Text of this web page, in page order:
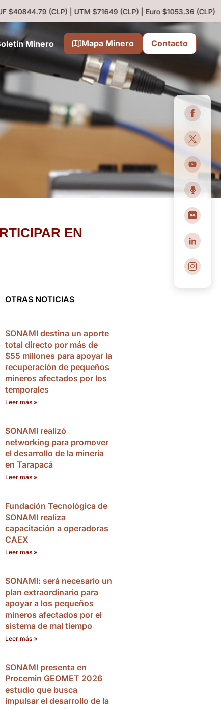
(CLP) | UTM $71649 (CLP) | Euro $1053.36 (CLP)
Minero Mapa Minero Contacto
EN
OTRAS NOTICIAS
SONAMI destina un aporte
total directo por más de
$55 millones para apoyar la
recuperación de pequeños
mineros afectados por los
temporales
Leer más »
SONAMI realizó
networking para promover
el desarrollo de la minería
en Tarapacá
Leer más »
Fundación Tecnológica de
SONAMI realiza
capacitación a operadoras
CAEX
Leer más »
SONAMI: será necesario un
plan extraordinario para
apoyar a los pequeños
mineros afectados por el
sistema de mal tiempo
Leer más »
SONAMI presenta en
Procemin GEOMET 2026
estudio que busca
impulsar el desarrollo de la